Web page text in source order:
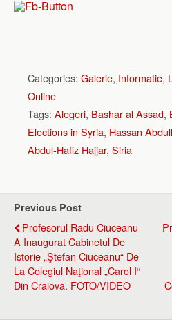
Categories: Galerie, Informatie,
Online
Tags: Alegeri, Bashar al Assad,
Elections in Syria, Hassan
Abdul-Hafiz Hajjar, Siria
Previous Post
Profesorul Radu Ciuceanu
A Inaugurat Cabinetul De
Istorie „Ştefan Ciuceanu“ De
La Colegiul Naţional „Carol I“
Din Craiova. FOTO/VIDEO